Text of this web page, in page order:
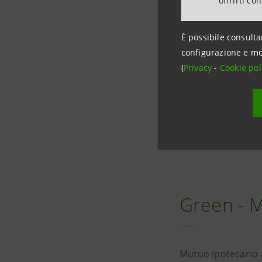
È possibile
configurazione e
(Privacy- Cookie
2023
€11 mld
Green -
Mutuo ipotecario